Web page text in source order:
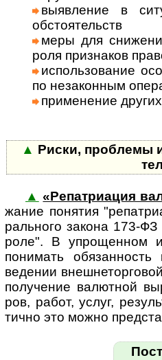
выяв­ление в
обсто­ятельств
меры для
роля при­зна­ков
исполь­зова­ние
по неза­кон­ным
при­менение
▲ Риски, проблемы
▲ «Репатриация
жа­ние по­ня­тия
раль­ного закона 173-
роле". В упро­щен­ном
пони­мать
веде­нии
полу­че­ние валют­ной
ров, работ, услуг,
ти­чно это можно